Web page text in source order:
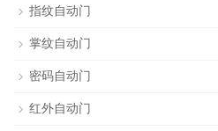
指纹自动门
掌纹自动门
密码自动门
红外自动门